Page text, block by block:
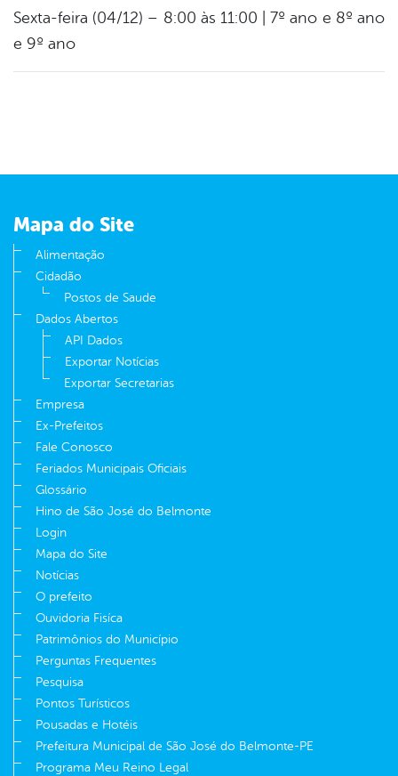
Sexta-feira (04/12) – 8:00 às 11:00 | 7º ano e 8º ano
e 9º ano
Mapa do Site
Alimentação
Cidadão
Postos de Saude
Dados Abertos
API Dados
Exportar Notícias
Exportar Secretarias
Empresa
Ex-Prefeitos
Fale Conosco
Feriados Municipais Oficiais
Glossário
Hino de São José do Belmonte
Login
Mapa do Site
Notícias
O prefeito
Ouvidoria Fisíca
Patrimônios do Município
Perguntas Frequentes
Pesquisa
Pontos Turísticos
Pousadas e Hotéis
Prefeitura Municipal de São José do Belmonte-PE
Programa Meu Reino Legal